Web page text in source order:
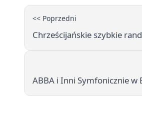
<< Poprzedni
Chrześcijańskie szybkie
ABBA i Inni Symfonicznie